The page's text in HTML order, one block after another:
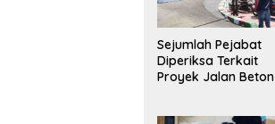
Sejumlah Pejabat
Diperiksa Terkait
Proyek Jalan Beton